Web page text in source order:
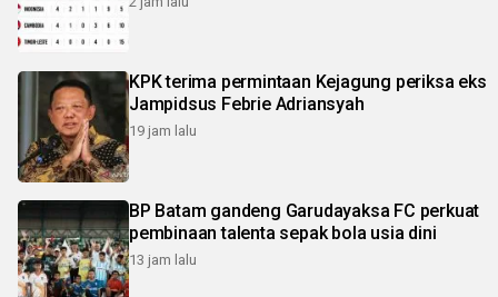
KPK terima permintaan Kejagung periksa eks
Jampidsus Febrie Adriansyah
19 jam lalu
BP Batam gandeng Garudayaksa FC perkuat
pembinaan talenta sepak bola usia dini
13 jam lalu